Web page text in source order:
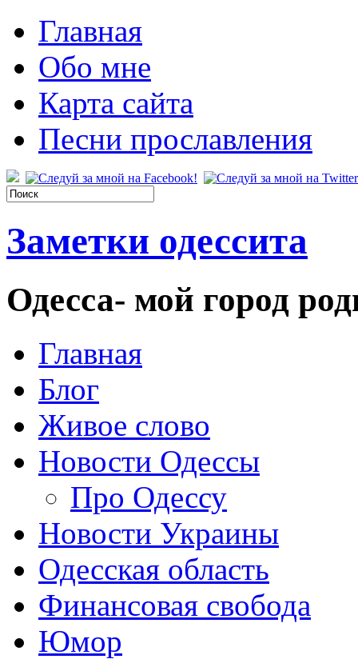
Главная
Обо мне
Карта сайта
Песни прославления
Заметки одессита
Одесса- мой город
Главная
Блог
Живое слово
Новости Одессы
Про Одессу
Новости Украины
Одесская область
Финансовая свобода
Юмор